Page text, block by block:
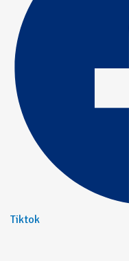
Tiktok